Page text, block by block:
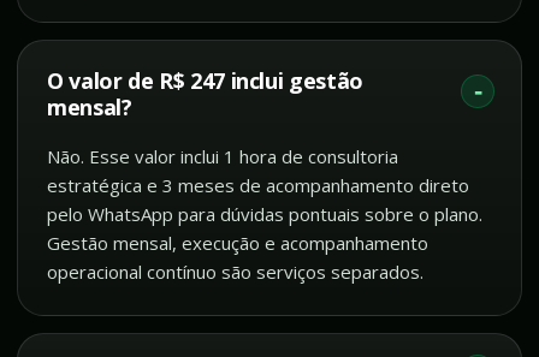
O valor de R$ 247 inclui gestão
mensal?
Não. Esse valor inclui 1 hora de consultoria
estratégica e 3 meses de acompanhamento direto
pelo WhatsApp para dúvidas pontuais sobre o plano.
Gestão mensal, execução e acompanhamento
operacional contínuo são serviços separados.